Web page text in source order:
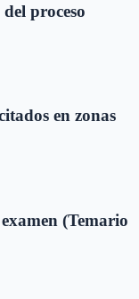
proceso
en zonas
(Temario